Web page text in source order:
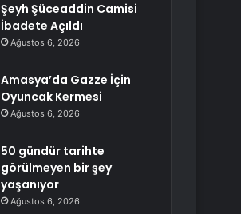
Şeyh Şüceaddin Camisi
İbadete Açıldı
Ağustos 6, 2026
Amasya’da Gazze İçin
Oyuncak Kermesi
Ağustos 6, 2026
50 gündür tarihte
görülmeyen bir şey
yaşanıyor
Ağustos 6, 2026